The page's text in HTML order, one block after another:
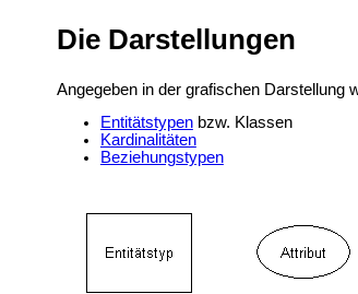
Die Darstellungen
Angegeben in der grafischen Darstellung
Entitätstypenbzw. Klassen
Kardinalitäten
Beziehungstypen